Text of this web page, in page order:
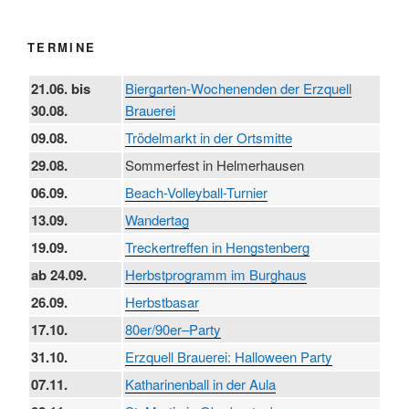
TERMINE
21.06. bis
30.08.
Biergarten-Wochenenden der Erzquell
Brauerei
09.08. Trödelmarkt in der Ortsmitte
29.08. Sommerfest in Helmerhausen
06.09. Beach-Volleyball-Turnier
13.09. Wandertag
19.09. Treckertreffen in Hengstenberg
ab 24.09. Herbstprogramm im Burghaus
26.09. Herbstbasar
17.10. 80er/90er–Party
31.10. Erzquell Brauerei: Halloween Party
07.11. Katharinenball in der Aula